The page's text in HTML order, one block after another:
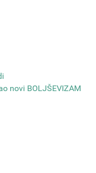
novi BOLJŠEVIZAM